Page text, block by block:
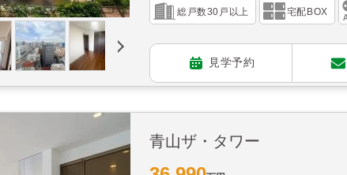
総戸数30戸以上 宅配BOX
見学予約
青山ザ・タワー